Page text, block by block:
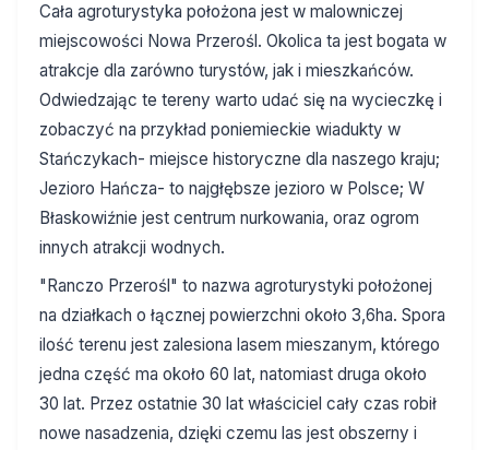
Cała agroturystyka położona jest w malowniczej
miejscowości Nowa Przerośl. Okolica ta jest bogata w
atrakcje dla zarówno turystów, jak i mieszkańców.
Odwiedzając te tereny warto udać się na wycieczkę i
zobaczyć na przykład poniemieckie wiadukty w
Stańczykach- miejsce historyczne dla naszego kraju;
Jezioro Hańcza- to najgłębsze jezioro w Polsce; W
Błaskowiźnie jest centrum nurkowania, oraz ogrom
innych atrakcji wodnych.
"Ranczo Przerośl" to nazwa agroturystyki położonej
na działkach o łącznej powierzchni około 3,6ha. Spora
ilość terenu jest zalesiona lasem mieszanym, którego
jedna część ma około 60 lat, natomiast druga około
30 lat. Przez ostatnie 30 lat właściciel cały czas robił
nowe nasadzenia, dzięki czemu las jest obszerny i